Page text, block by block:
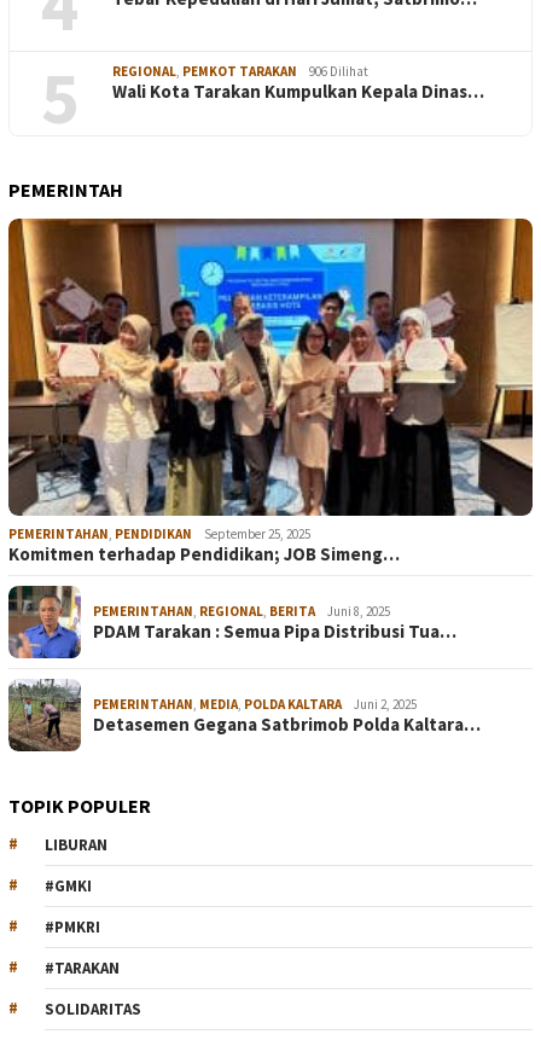
5 REGIONAL, PEMKOT TARAKAN 906 Dilihat
Wali Kota Tarakan Kumpulkan Kepala Dinas…
PEMERINTAH
PEMERINTAHAN, PENDIDIKAN September 25, 2025
Komitmen terhadap Pendidikan; JOB Simeng…
PEMERINTAHAN, REGIONAL, BERITA Juni 8, 2025
PDAM Tarakan : Semua Pipa Distribusi Tua…
PEMERINTAHAN, MEDIA, POLDA KALTARA Juni 2, 2025
Detasemen Gegana Satbrimob Polda Kaltara…
TOPIK POPULER
LIBURAN
#GMKI
#PMKRI
#TARAKAN
SOLIDARITAS